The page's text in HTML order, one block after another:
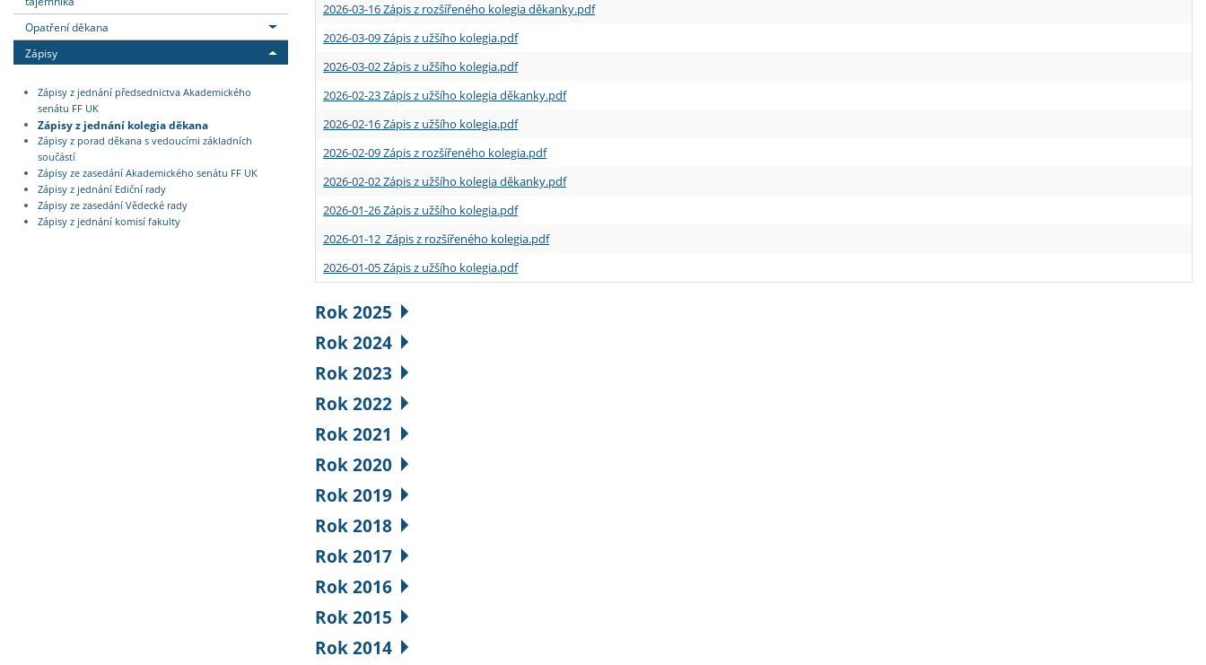
Opatření děkana
Zápisy
Zápisy z jednání předsednictva Akademického
senátu FF UK
Zápisy z jednání kolegia děkana
Zápisy z porad děkana s vedoucími základních
součástí
Zápisy ze zasedání Akademického senátu FF UK
Zápisy z jednání Ediční rady
Zápisy ze zasedání Vědecké rady
Zápisy z jednání komisí fakulty
2026-03-16 Zápis z rozšířeného kolegia děkanky.pdf
2026-03-09 Zápis z užšího kolegia.pdf
2026-03-02 Zápis z užšího kolegia.pdf
2026-02-23 Zápis z užšího kolegia děkanky.pdf
2026-02-16 Zápis z užšího kolegia.pdf
2026-02-09 Zápis z rozšířeného kolegia.pdf
2026-02-02 Zápis z užšího kolegia děkanky.pdf
2026-01-26 Zápis z užšího kolegia.pdf
2026-01-12 Zápis z rozšířeného kolegia.pdf
2026-01-05 Zápis z užšího kolegia.pdf
Rok 2025
Rok 2024
Rok 2023
Rok 2022
Rok 2021
Rok 2020
Rok 2019
Rok 2018
Rok 2017
Rok 2016
Rok 2015
Rok 2014